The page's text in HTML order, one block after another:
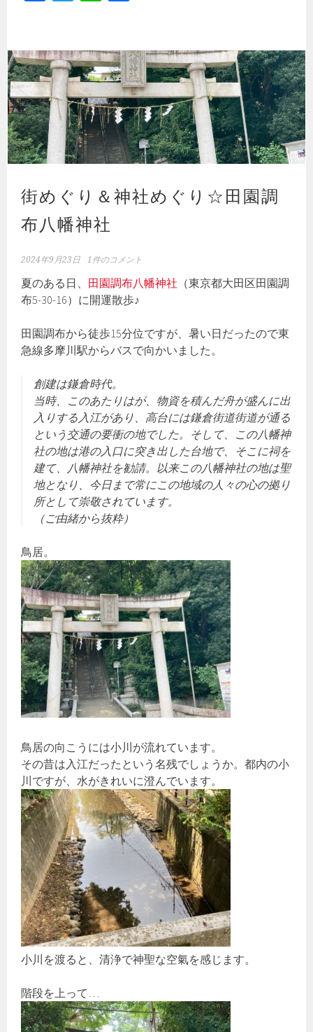
o
ok
er
街めぐり＆神社めぐり☆田園調
布八幡神社
2024年9月23日 1件のコメント
夏のある日、 田園調布八幡神社 （東京都大田区田園調
布5-30-16）に開運散歩♪
田園調布から徒歩15分位ですが、暑い日だったので東
急線多摩川駅からバスで向かいました。
創建は鎌倉時代。
当時、このあたりはが、物資を積んだ舟が盛んに出
入りする入江があり、高台には鎌倉街道街道が通る
という交通の要衝の地でした。そして、この八幡神
社の地は港の入口に突き出した台地で、そこに祠を
建て、八幡神社を勧請。以来この八幡神社の地は聖
地となり、今日まで常にこの地域の人々の心の拠り
所として崇敬されています。
（ご由緒から抜粋）
鳥居。
鳥居の向こうには小川が流れています。
その昔は入江だったという名残でしょうか。都内の小
川ですが、水がきれいに澄んでいます。
小川を渡ると、清浄で神聖な空氣を感じます。
階段を上って…